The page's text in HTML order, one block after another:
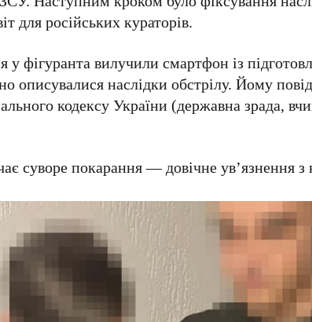
для російських кураторів.
у фігуранта вилучили смартфон із
описувалися наслідки обстрілу. Йому
кодексу України (державна зрада,
суворе покарання — довічне ув’язнення